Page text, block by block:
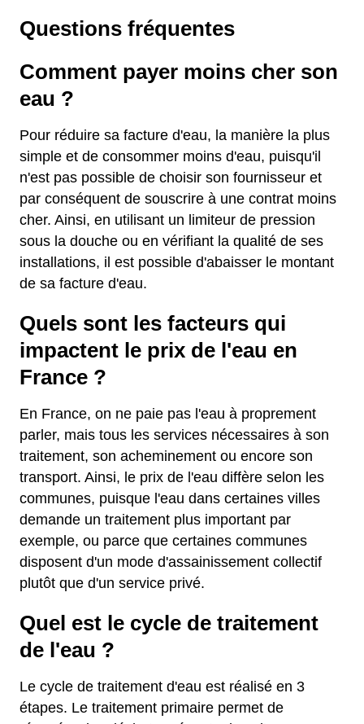
Questions fréquentes
Comment payer moins cher son
eau ?
Pour réduire sa facture d'eau, la manière la plus
simple et de consommer moins d'eau, puisqu'il
n'est pas possible de choisir son fournisseur et
par conséquent de souscrire à une contrat moins
cher. Ainsi, en utilisant un limiteur de pression
sous la douche ou en vérifiant la qualité de ses
installations, il est possible d'abaisser le montant
de sa facture d'eau.
Quels sont les facteurs qui
impactent le prix de l'eau en
France ?
En France, on ne paie pas l'eau à proprement
parler, mais tous les services nécessaires à son
traitement, son acheminement ou encore son
transport. Ainsi, le prix de l'eau diffère selon les
communes, puisque l'eau dans certaines villes
demande un traitement plus important par
exemple, ou parce que certaines communes
disposent d'un mode d'assainissement collectif
plutôt que d'un service privé.
Quel est le cycle de traitement
de l'eau ?
Le cycle de traitement d'eau est réalisé en 3
étapes. Le traitement primaire permet de